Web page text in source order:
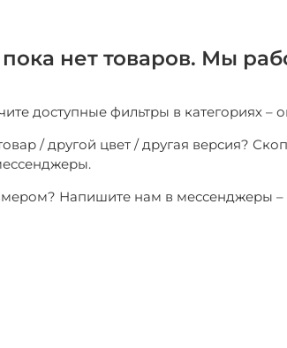
нет товаров. Мы
доступные фильтры в категориях
/ другой цвет / другая версия?
Напишите нам в мессенджеры